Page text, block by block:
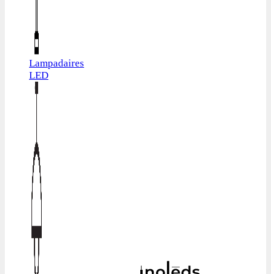
Lampadaires
LED